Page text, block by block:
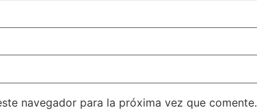
navegador para la próxima vez que comente.